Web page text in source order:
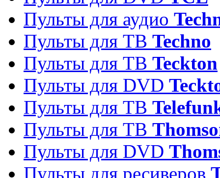
Пульты для аудио
Пульты для ТВ Techno
Пульты для ТВ Teckton
Пульты для DVD
Пульты для ТВ
Пульты для ТВ
Пульты для DVD
Пульты для ресиверов